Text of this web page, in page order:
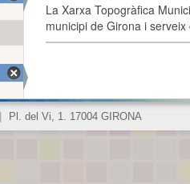
La Xarxa Topogràfica
municipi de Girona i
Pl. del Vi, 1. 17004 GIRONA